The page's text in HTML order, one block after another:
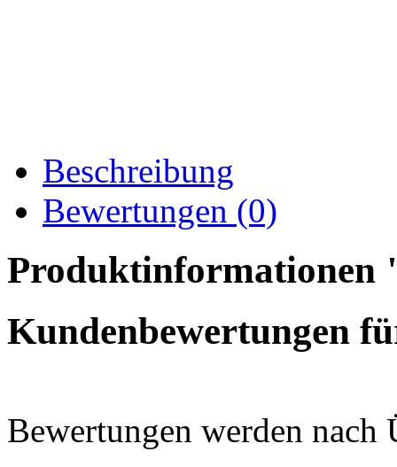
Beschreibung
Bewertungen (0)
Produktinformationen
Kundenbewertungen
Bewertungen werden